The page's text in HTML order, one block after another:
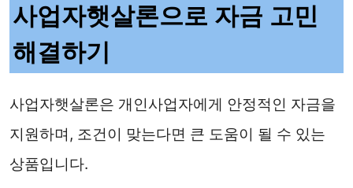
사업자햇살론으로 자금 고민
해결하기
사업자햇살론은 개인사업자에게 안정적인 자금을
지원하며, 조건이 맞는다면 큰 도움이 될 수 있는
상품입니다.